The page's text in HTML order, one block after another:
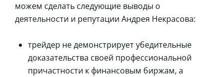
можем сделать следующие выводы о
деятельности и репутации Андрея Некрасова:
трейдер не демонстрирует убедительные
доказательства своей профессиональной
причастности к финансовым биржам, а